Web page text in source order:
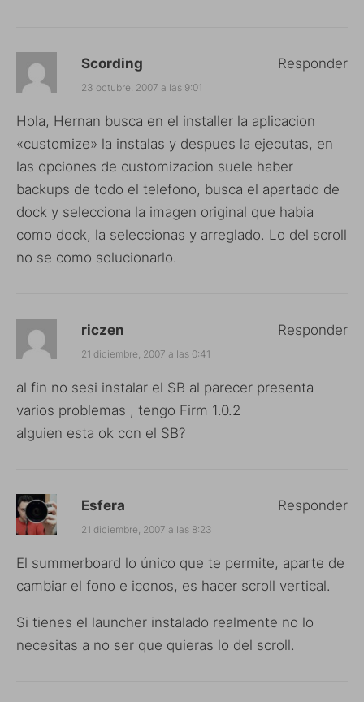
Scording
23 octubre, 2007 a las 9:01
Hola, Hernan busca en el installer la aplicacion
«customize» la instalas y despues la ejecutas, en
las opciones de customizacion suele haber
backups de todo el telefono, busca el apartado de
dock y selecciona la imagen original que habia
como dock, la seleccionas y arreglado. Lo del scroll
no se como solucionarlo.
Responder
riczen
21 diciembre, 2007 a las 0:41
al fin no sesi instalar el SB al parecer presenta
varios problemas , tengo Firm 1.0.2
alguien esta ok con el SB?
Responder
Esfera
21 diciembre, 2007 a las 8:23
El summerboard lo único que te permite, aparte de
cambiar el fono e iconos, es hacer scroll vertical.
Si tienes el launcher instalado realmente no lo
necesitas a no ser que quieras lo del scroll.
Responder